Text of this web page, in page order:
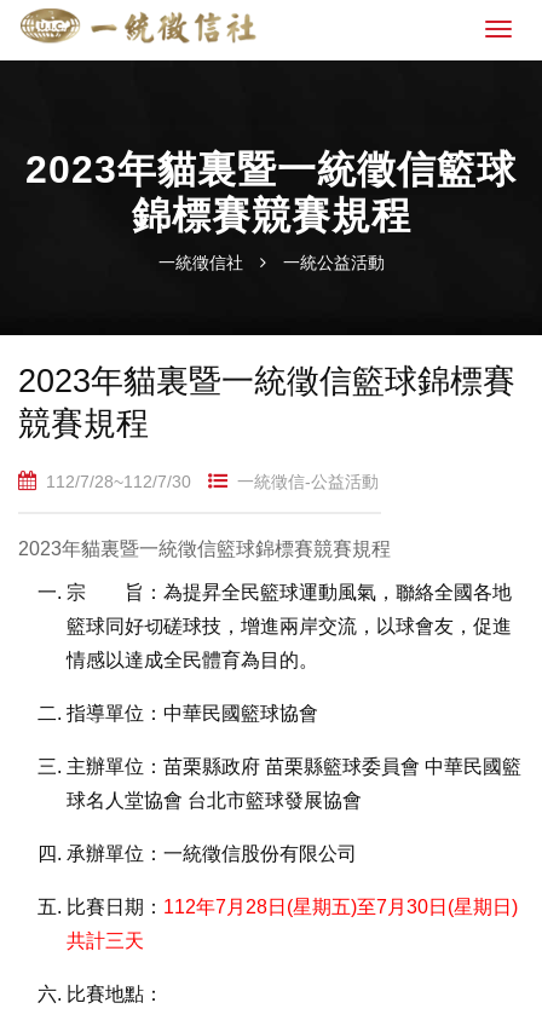
2023年貓裏暨一統徵信籃球
錦標賽競賽規程
一統徵信社 一統公益活動
2023年貓裏暨一統徵信籃球錦標賽
競賽規程
112/7/28~112/7/30 一統徵信-公益活動
2023年貓裏暨一統徵信籃球錦標賽競賽規程
宗 旨：為提昇全民籃球運動風氣，聯絡全國各地
籃球同好切磋球技，增進兩岸交流，以球會友，促進
情感以達成全民體育為目的。
指導單位：中華民國籃球協會
主辦單位：苗栗縣政府 苗栗縣籃球委員會 中華民國籃
球名人堂協會 台北市籃球發展協會
承辦單位：一統徵信股份有限公司
比賽日期： 112年7月28日(星期五)至7月30日(星期日)
共計三天
比賽地點：